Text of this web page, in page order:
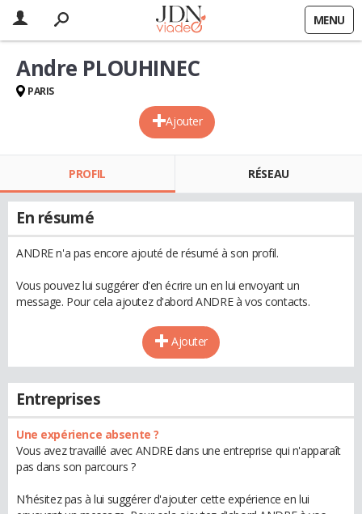
MENU
Ajouter
Andre PLOUHINEC
PARIS
PROFIL RÉSEAU
En résumé
ANDRE n'a pas encore ajouté de résumé à son profil.
Vous pouvez lui suggérer d'en écrire un en lui envoyant un
message. Pour cela ajoutez d'abord ANDRE à vos contacts.
Ajouter
Entreprises
Une expérience absente ?
Vous avez travaillé avec ANDRE dans une entreprise qui n'apparaît
pas dans son parcours ?
N'hésitez pas à lui suggérer d'ajouter cette expérience en lui